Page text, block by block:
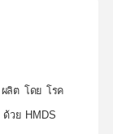
ผลิต โดย โรค
ด้วย HMDS